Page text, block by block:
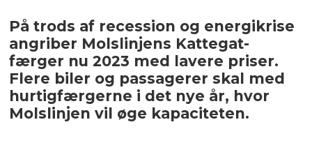
På trods af recession og energikrise
angriber Molslinjens Kattegat-
færger nu 2023 med lavere priser.
Flere biler og passagerer skal med
hurtigfærgerne i det nye år, hvor
Molslinjen vil øge kapaciteten.